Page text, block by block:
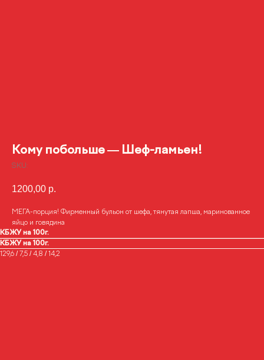
Кому побольше — Шеф-ламьен!
SKU:
1200,00 р.
МЕГА-порция! Фирменный бульон от шефа, тянутая лапша, маринованное
яйцо и говядина
КБЖУ на 100г.
КБЖУ на 100г.
129,6 / 7,5 / 4,8 / 14,2